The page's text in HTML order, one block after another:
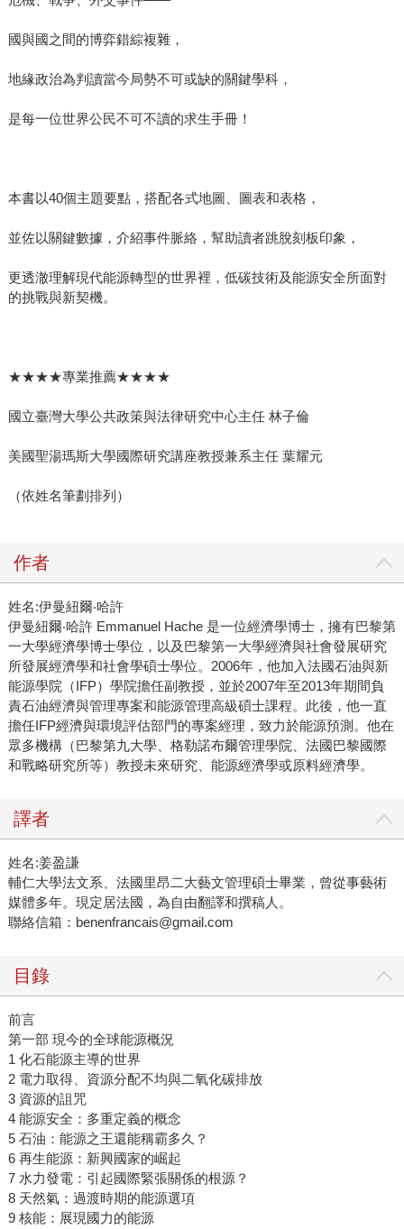
國與國之間的博弈錯綜複雜，
地緣政治為判讀當今局勢不可或缺的關鍵學科，
是每一位世界公民不可不讀的求生手冊！
本書以40個主題要點，搭配各式地圖、圖表和表格，
並佐以關鍵數據，介紹事件脈絡，幫助讀者跳脫刻板印象，
更透澈理解現代能源轉型的世界裡，低碳技術及能源安全所面對
的挑戰與新契機。
★★★★專業推薦★★★★
國立臺灣大學公共政策與法律研究中心主任 林子倫
美國聖湯瑪斯大學國際研究講座教授兼系主任 葉耀元
（依姓名筆劃排列）
作者
姓名:伊曼紐爾‧哈許
伊曼紐爾‧哈許 Emmanuel Hache 是一位經濟學博士，擁有巴黎第
一大學經濟學博士學位，以及巴黎第一大學經濟與社會發展研究
所發展經濟學和社會學碩士學位。2006年，他加入法國石油與新
能源學院（IFP）學院擔任副教授，並於2007年至2013年期間負
責石油經濟與管理專案和能源管理高級碩士課程。此後，他一直
擔任IFP經濟與環境評估部門的專案經理，致力於能源預測。他在
眾多機構（巴黎第九大學、格勒諾布爾管理學院、法國巴黎國際
和戰略研究所等）教授未來研究、能源經濟學或原料經濟學。
譯者
姓名:姜盈謙
輔仁大學法文系、法國里昂二大藝文管理碩士畢業，曾從事藝術
媒體多年。現定居法國，為自由翻譯和撰稿人。
聯絡信箱：benenfrancais@gmail.com
目錄
前言
第一部 現今的全球能源概況
1 化石能源主導的世界
2 電力取得、資源分配不均與二氧化碳排放
3 資源的詛咒
4 能源安全：多重定義的概念
5 石油：能源之王還能稱霸多久？
6 再生能源：新興國家的崛起
7 水力發電：引起國際緊張關係的根源？
8 天然氣：過渡時期的能源選項
9 核能：展現國力的能源